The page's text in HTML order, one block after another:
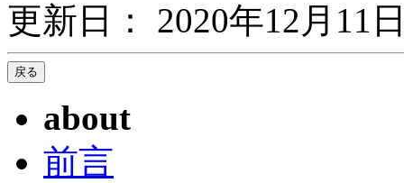
更新日： 2020年12月11
about
前言